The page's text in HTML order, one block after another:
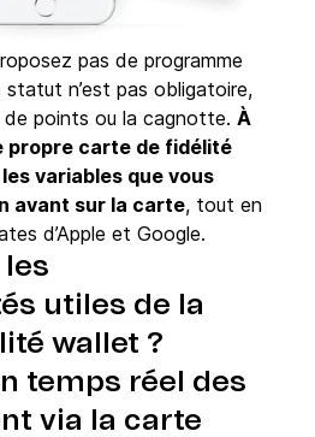
pas de programme
n’est pas obligatoire,
points ou la cagnotte. À
propre carte de fidélité
variables que vous
avant sur la carte, tout en
d’Apple et Google.
les
utiles de la
wallet ?
temps réel des
via la carte